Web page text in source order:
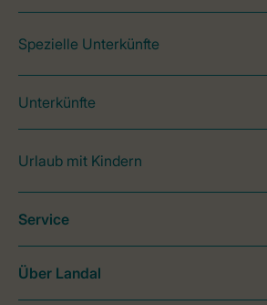
Spezielle Unterkünfte
Unterkünfte
Urlaub mit Kindern
Service
Über Landal